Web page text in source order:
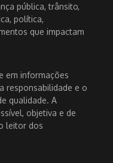
pública, trânsito,
política,
que impactam
em informações
responsabilidade e o
qualidade. A
objetiva e de
leitor dos